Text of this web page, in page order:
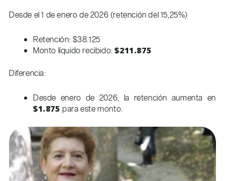
Desde el 1 de enero de 2026 (retención del 15,25%)
Retención: $38.125
Monto líquido recibido:$211.875
Diferencia:
Desde enero de 2026, la retención aumenta en
$1.875para este monto.